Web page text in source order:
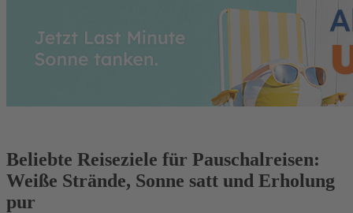
Beliebte Reiseziele für Pauschalreisen:
Weiße Strände, Sonne satt und Erholung
pur